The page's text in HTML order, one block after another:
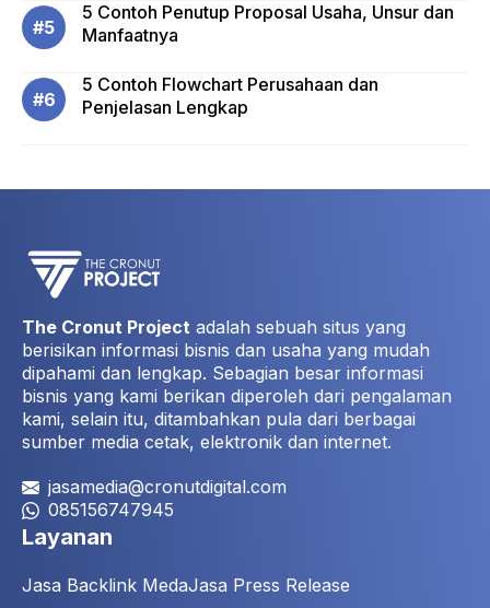
5 Contoh Penutup Proposal Usaha, Unsur dan
Manfaatnya
5 Contoh Flowchart Perusahaan dan
Penjelasan Lengkap
The Cronut Project adalah sebuah situs yang
berisikan informasi bisnis dan usaha yang mudah
dipahami dan lengkap. Sebagian besar informasi
bisnis yang kami berikan diperoleh dari pengalaman
kami, selain itu, ditambahkan pula dari berbagai
sumber media cetak, elektronik dan internet.
jasamedia@cronutdigital.com
085156747945
Layanan
Jasa Backlink MedaJasa Press Release